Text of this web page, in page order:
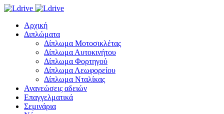
Αρχική
Διπλώματα
Δίπλωμα Μοτοσικλέτας
Δίπλωμα Αυτοκινήτου
Δίπλωμα Φορτηγού
Δίπλωμα Λεωφορείου
Δίπλωμα Νταλίκας
Ανανεώσεις αδειών
Επαγγελματικά
Σεμινάρια